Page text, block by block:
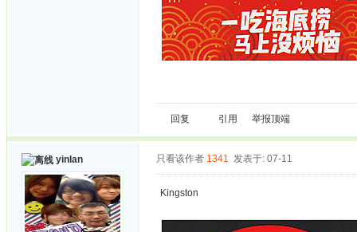
回复 引用 举报顶端
yinlan 只看该作者 1341 发表于: 07-11
Kingston